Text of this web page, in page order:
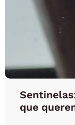
que